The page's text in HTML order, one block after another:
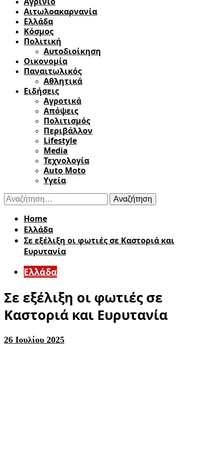
Αιτωλοακαρνανία
Ελλάδα
Κόσμος
Πολιτική
Αυτοδιοίκηση
Οικονομία
Παναιτωλικός
Αθλητικά
Ειδήσεις
Αγροτικά
Απόψεις
Πολιτισμός
Περιβάλλον
Lifestyle
Media
Τεχνολογία
Auto Moto
Υγεία
Αναζήτηση
για:
Home
Ελλάδα
Σε εξέλιξη οι φωτιές σε Καστοριά και
Ευρυτανία
Ελλάδα
Σε εξέλιξη οι φωτιές σε
Καστοριά και Ευρυτανία
26 Ιουλίου 2025